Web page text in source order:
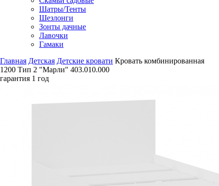
Шатры/Тенты
Шезлонги
Зонты дачные
Лавочки
Гамаки
Главная Детская Детские кровати Кровать комбинированная
1200 Тип 2 "Марли" 403.010.000
гарантия 1 год